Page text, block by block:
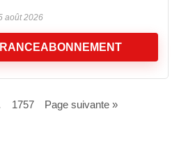
août 2026
1757 Page suivante »